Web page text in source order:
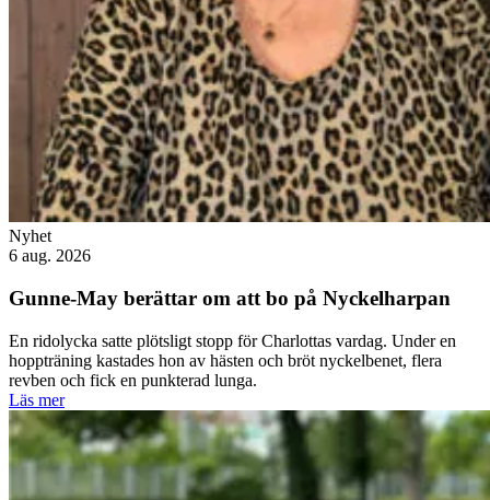
Nyhet
6 aug. 2026
Gunne-May berättar om att bo på Nyckelharpan
En ridolycka satte plötsligt stopp för Charlottas vardag. Under en
hoppträning kastades hon av hästen och bröt nyckelbenet, flera
revben och fick en punkterad lunga.
Läs mer